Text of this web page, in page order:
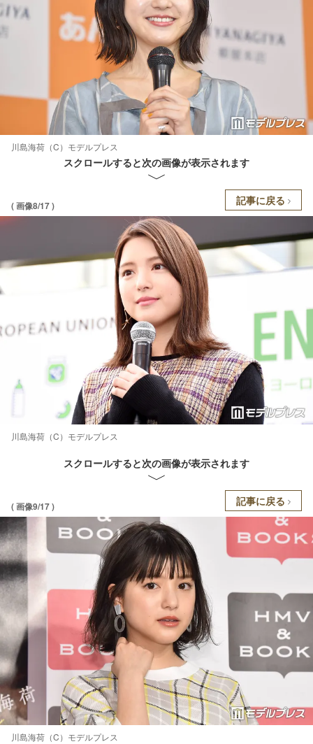
川島海荷（C）モデルプレス
スクロールすると次の画像が表示されます
( 画像8/17 ) 記事に戻る
川島海荷（C）モデルプレス
スクロールすると次の画像が表示されます
( 画像9/17 ) 記事に戻る
川島海荷（C）モデルプレス